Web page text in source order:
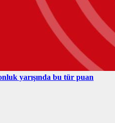
yarışında bu tür puan